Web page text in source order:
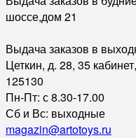
шоссе,дом 21
Выдача заказов в
Цеткин, д. 28, 35
125130
Пн-Пт: с 8.30-17.00
Сб и Вс: выходные
magazin@artotoys.ru